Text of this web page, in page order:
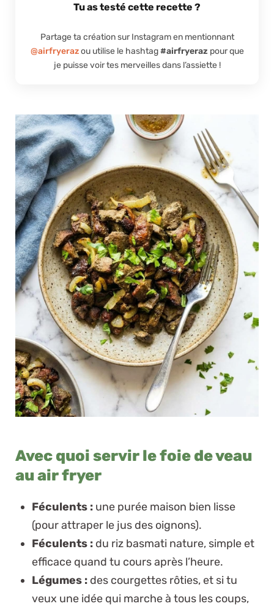
Tu as testé cette recette ?
Partage ta création sur Instagram en mentionnant
@airfryerazou utilise le hashtag#airfryeraz pour que
je puisse voir tes merveilles dans l’assiette !
Avec quoi servir le foie de veau
au air fryer
Féculents : une purée maison bien lisse
(pour attraper le jus des oignons).
Féculents : du riz basmati nature, simple et
efficace quand tu cours après l’heure.
Légumes : des courgettes rôties, et si tu
veux une idée qui marche à tous les coups,